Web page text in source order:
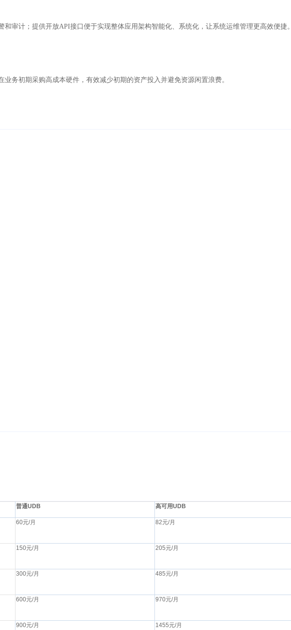
审计；提供开放API接口便于实现整体应用架构智能化、系统化，让系统运维管理更高效便捷。
务初期采购高成本硬件，有效减少初期的资产投入并避免资源闲置浪费。
普通UDB 高可用UDB
60元/月 82元/月
150元/月 205元/月
300元/月 485元/月
600元/月 970元/月
900元/月 1455元/月